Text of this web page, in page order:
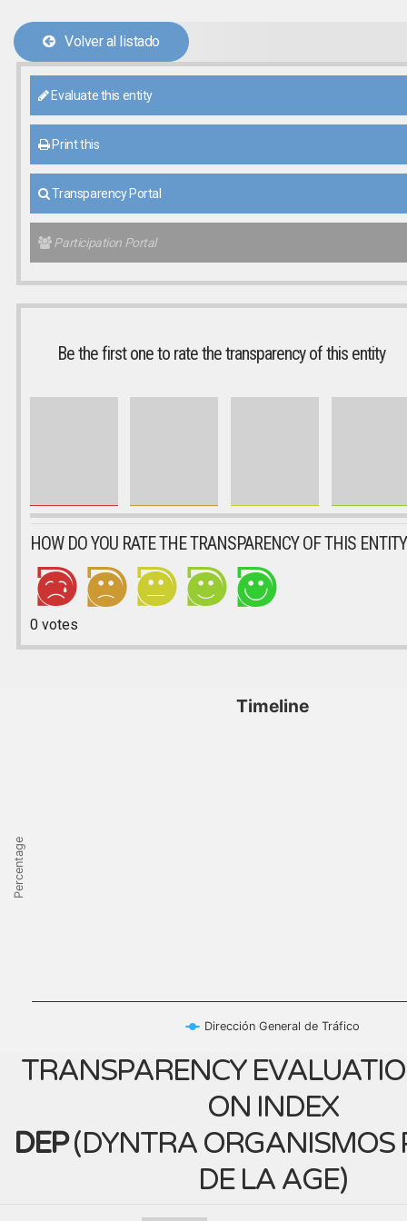
Volver al listado
Evaluate this entity
Print this
Transparency Portal
Participation Portal
Be the first one to rate the transparency of this entity
HOW DO YOU RATE THE TRANSPARENCY OF THIS
0votes
Percentage
Timeline
Dirección General de Tráfico
TRANSPARENCY
ON INDEX
DEP(DYNTRA ORGANISMOS
DE LA AGE)